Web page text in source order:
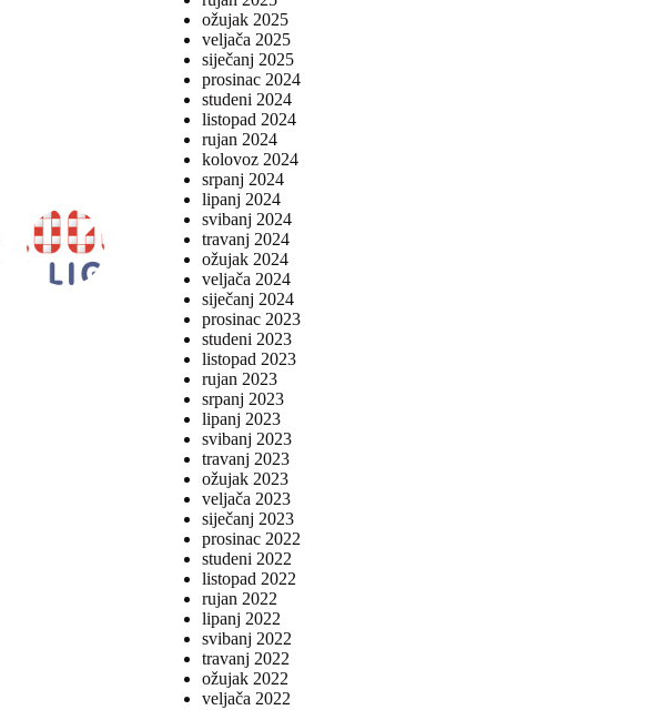
ožujak 2025
veljača 2025
siječanj 2025
prosinac 2024
studeni 2024
listopad 2024
rujan 2024
kolovoz 2024
srpanj 2024
lipanj 2024
svibanj 2024
travanj 2024
ožujak 2024
veljača 2024
siječanj 2024
prosinac 2023
studeni 2023
listopad 2023
rujan 2023
srpanj 2023
lipanj 2023
svibanj 2023
travanj 2023
ožujak 2023
veljača 2023
siječanj 2023
prosinac 2022
studeni 2022
listopad 2022
rujan 2022
lipanj 2022
svibanj 2022
travanj 2022
ožujak 2022
veljača 2022